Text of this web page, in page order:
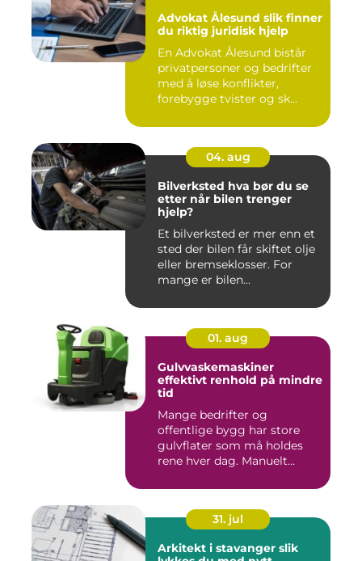
Advokat Ålesund slik finner
du riktig juridisk hjelp
En Advokat Ålesund bistår
privatpersoner og bedrifter
med å løse konflikter,
forebygge tvister og sk...
04. aug
Bilverksted hva bør du se
etter når bilen trenger
hjelp?
Et bilverksted er mer enn et
sted der bilen får skiftet olje
eller bremseklosser. For
mange er bilen...
01. aug
Gulvvaskemaskiner
effektivt renhold på mindre
tid
Mange bedrifter og
offentlige bygg har store
gulvflater som må holdes
rene hver dag. Manuelt
31. jul
Arkitekt i stavanger slik